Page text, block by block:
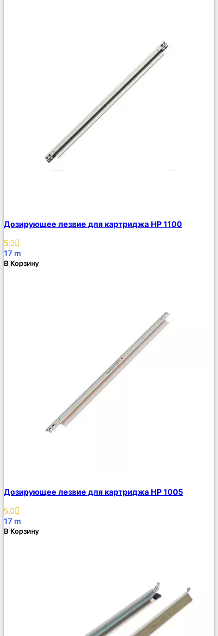
Описание
Избранное
Дозирующее лезвие для картриджа HP 1100
5.0
17 m
В Корзину
Описание
Избранное
Дозирующее лезвие для картриджа HP 1005
5.0
17 m
В Корзину